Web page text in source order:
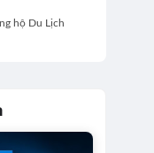
hộ Du Lịch